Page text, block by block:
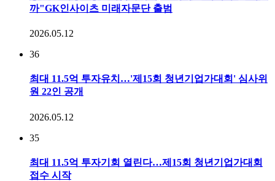
까"GK인사이츠 미래자문단 출범
2026.05.12
36
최대 11.5억 투자유치…'제15회 청년기업가대회' 심사위
원 22인 공개
2026.05.12
35
최대 11.5억 투자기회 열린다…제15회 청년기업가대회
접수 시작